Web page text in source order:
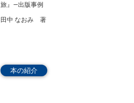
旅』―出版事例
田中 なおみ 著
本の紹介